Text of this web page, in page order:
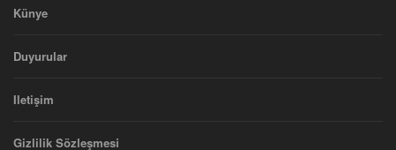
Künye
Duyurular
Iletişim
Gizlilik Sözleşmesi